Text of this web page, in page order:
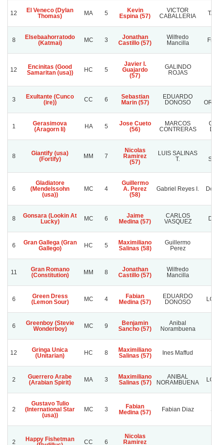
12
El Veneco (Dylan
Thomas)
MA 5
Kevin
Espina (57)
VICTOR
CABALLERIA
8
Elsebaahorratodo
(Katmai)
MC 3
Jonathan
Castillo (57)
Wilfredo
Mancilla
12
Encinitas (Good
Samaritan (usa))
HC 5
Javier I.
Guajardo
(57)
GALINDO
ROJAS
3
Exultante (Cunco
(ire))
CC 6
Sebastian
Marin (57)
EDUARDO
DONOSO
1
Gerasimova
(Aragorn Ii)
HA 5
Jose Cueto
(56)
MARCOS
CONTRERAS
8
Giantify (usa)
(Fortify)
MM 7
Nicolas
Ramirez
(57)
LUIS SALINAS
T.
6
Gladiatore
(Mendelssohn
(usa))
MC 4
Guillermo
A. Perez
(58)
Gabriel Reyes I.
8
Gonsara (Lookin At
Lucky)
MC 6
Jaime
Medina (57)
CARLOS
VASQUEZ
6
Gran Gallega (Gran
Gallego)
HC 5
Maximiliano
Salinas (58)
Guillermo
Perez
11
Gran Romano
(Constitution)
MM 8
Jonathan
Castillo (57)
Wilfredo
Mancilla
6
Green Dress
(Lemon Sour)
MC 4
Fabian
Medina (57)
EDUARDO
DONOSO
6
Greenboy (Stevie
Wonderboy)
MC 9
Benjamin
Sancho (57)
Anibal
Norambuena
12
Gringa Unica
(Unitarian)
HC 8
Maximiliano
Salinas (57)
Ines Maffud
2
Guerrero Arabe
(Arabian Spirit)
MA 3
Maximiliano
Salinas (57)
ANIBAL
NORAMBUENA
2
Gustavo Tulio
(International Star
(usa))
MC 3
Fabian
Medina (57)
Fabian Diaz
2
Happy Fishetman
CC 6
Nicolas
Ramirez